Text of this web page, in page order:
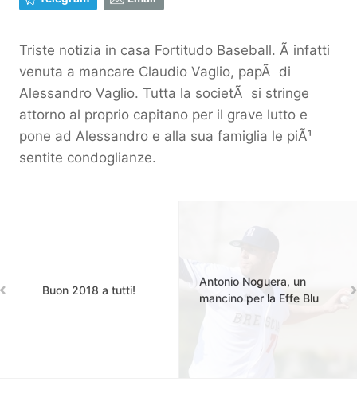
Triste notizia in casa Fortitudo Baseball. Ã infatti
venuta a mancare Claudio Vaglio, papÃ di
Alessandro Vaglio. Tutta la societÃ si stringe
attorno al proprio capitano per il grave lutto e
pone ad Alessandro e alla sua famiglia le piÃ¹
sentite condoglianze.
Buon 2018 a tutti!
Antonio Noguera, un
mancino per la Effe Blu